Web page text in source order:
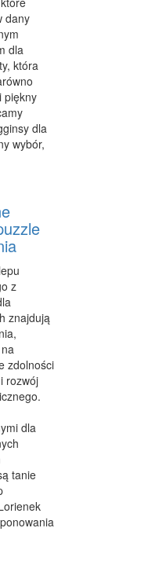
PRAWNE
dany
dla
która
piękny
dla
wybór,
z
znajdują
zdolności
rozwój
dla
tanie